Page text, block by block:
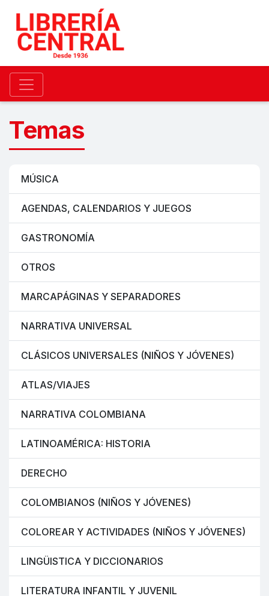
Temas
MÚSICA
AGENDAS, CALENDARIOS Y JUEGOS
GASTRONOMÍA
OTROS
MARCAPÁGINAS Y SEPARADORES
NARRATIVA UNIVERSAL
CLÁSICOS UNIVERSALES (NIÑOS Y JÓVENES)
ATLAS/VIAJES
NARRATIVA COLOMBIANA
LATINOAMÉRICA: HISTORIA
DERECHO
COLOMBIANOS (NIÑOS Y JÓVENES)
COLOREAR Y ACTIVIDADES (NIÑOS Y JÓVENES)
LINGÜISTICA Y DICCIONARIOS
LITERATURA INFANTIL Y JUVENIL